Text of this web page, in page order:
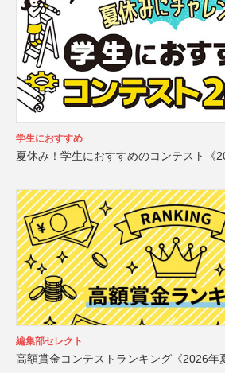
学生におすすめ
夏休み！学生におすすめのコンテスト《
編集部セレクト
高額賞金コンテストランキング《2026年